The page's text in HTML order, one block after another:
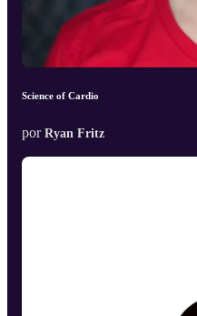
Science of Cardio
por Ryan Fritz